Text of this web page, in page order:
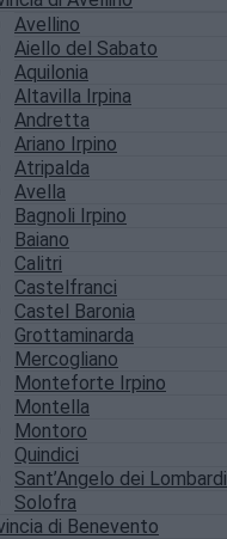
Avellino
Aiello del Sabato
Aquilonia
Altavilla Irpina
Andretta
Ariano Irpino
Atripalda
Avella
Bagnoli Irpino
Baiano
Calitri
Castelfranci
Castel Baronia
Grottaminarda
Mercogliano
Monteforte Irpino
Montella
Montoro
Quindici
Sant’Angelo dei Lombardi
Solofra
di Benevento